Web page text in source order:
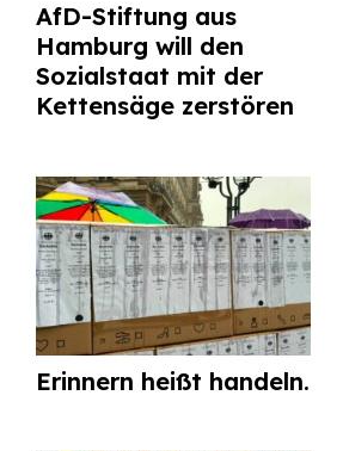
AfD-Stiftung aus
Hamburg will den
Sozialstaat mit der
Kettensäge zerstören
Erinnern heißt handeln.